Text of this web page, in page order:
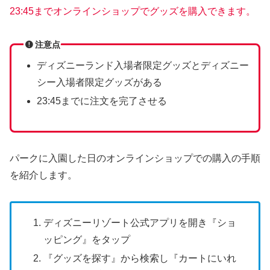
23:45までオンラインショップでグッズを購入できます。
注意点
ディズニーランド入場者限定グッズとディズニー
シー入場者限定グッズがある
23:45までに注文を完了させる
パークに入園した日のオンラインショップでの購入の手順
を紹介します。
ディズニーリゾート公式アプリを開き『ショ
ッピング』をタップ
『グッズを探す』から検索し『カートにいれ